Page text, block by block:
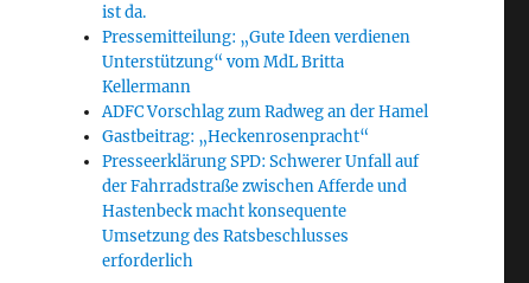
ist da.
Pressemitteilung: „Gute Ideen verdienen
Unterstützung“ vom MdL Britta
Kellermann
ADFC Vorschlag zum Radweg an der Hamel
Gastbeitrag: „Heckenrosenpracht“
Presseerklärung SPD: Schwerer Unfall auf
der Fahrradstraße zwischen Afferde und
Hastenbeck macht konsequente
Umsetzung des Ratsbeschlusses
erforderlich